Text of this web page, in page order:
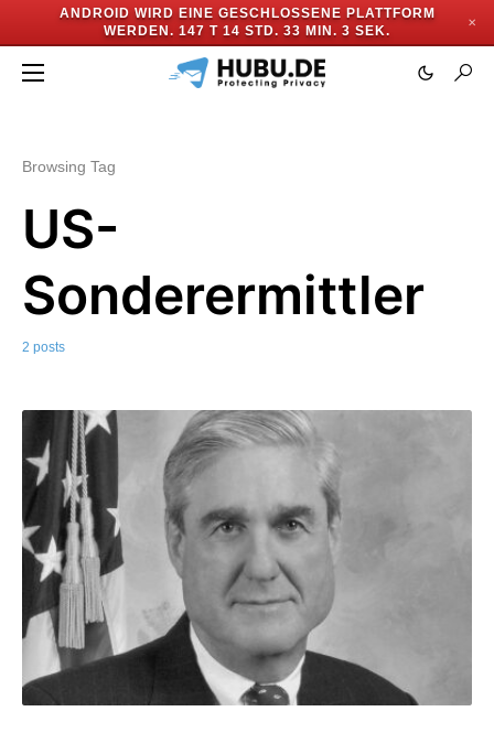
ANDROID WIRD EINE GESCHLOSSENE PLATTFORM
WERDEN. 147 T 14 STD. 33 MIN. 2 SEK.
✕
Browsing Tag
US-
Sonderermittler
2 posts